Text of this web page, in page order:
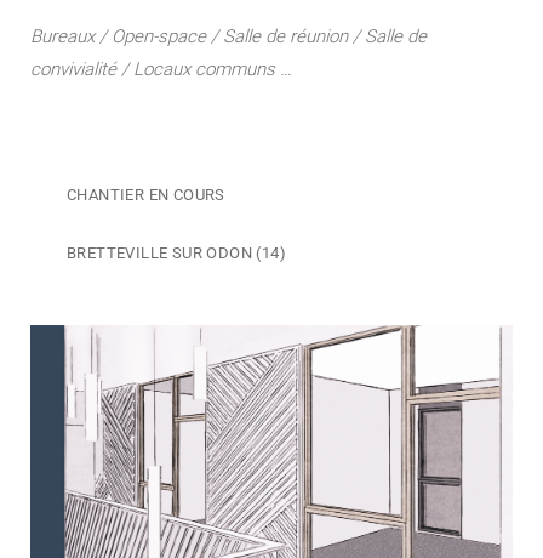
Bureaux / Open-space / Salle de réunion / Salle de
convivialité / Locaux communs …
CHANTIER EN COURS
BRETTEVILLE SUR ODON (14)